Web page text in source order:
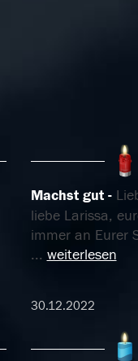
Machst gut
liebe Larissa,
immer an Eurer
... weiterlesen
30.12.2022